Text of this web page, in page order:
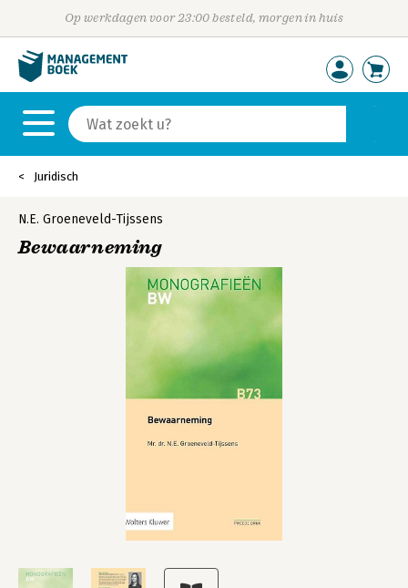
Op werkdagen voor 23:00 besteld, morgen in huis
Juridisch
N.E. Groeneveld-Tijssens
Bewaarneming